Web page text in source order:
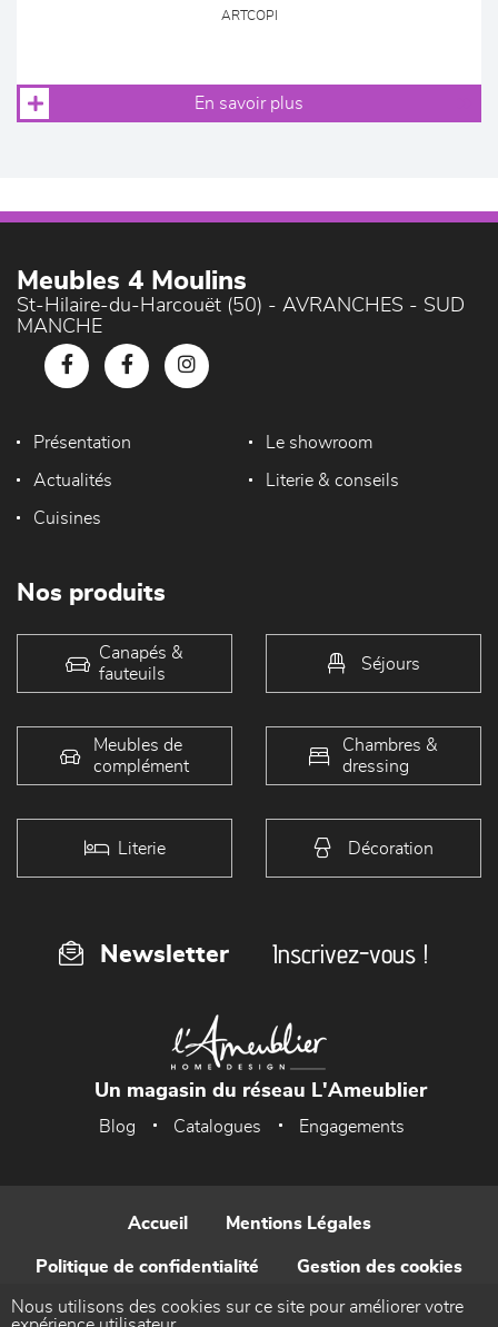
ARTCOPI
En savoir plus
Meubles 4 Moulins
St-Hilaire-du-Harcouët (50) - AVRANCHES - SUD
MANCHE
Présentation Le showroom
Actualités Literie & conseils
Cuisines
Nos produits
Canapés &
fauteuils
Séjours
Meubles de
complément
Chambres &
dressing
Literie Décoration
Newsletter Inscrivez-vous !
Un magasin du réseau L'Ameublier
Blog Catalogues Engagements
Accueil Mentions Légales
Politique de confidentialité Gestion des cookies
Contact
Nous utilisons des cookies sur ce site pour améliorer votre